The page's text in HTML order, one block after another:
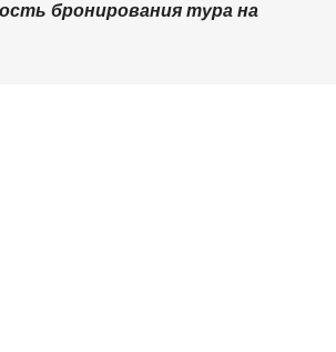
бронирования тура на